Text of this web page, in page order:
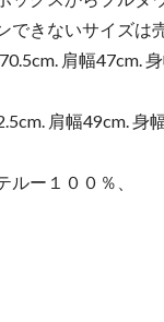
できないサイズは
肩幅47cm.
肩幅49cm. 身
ルー１００％、